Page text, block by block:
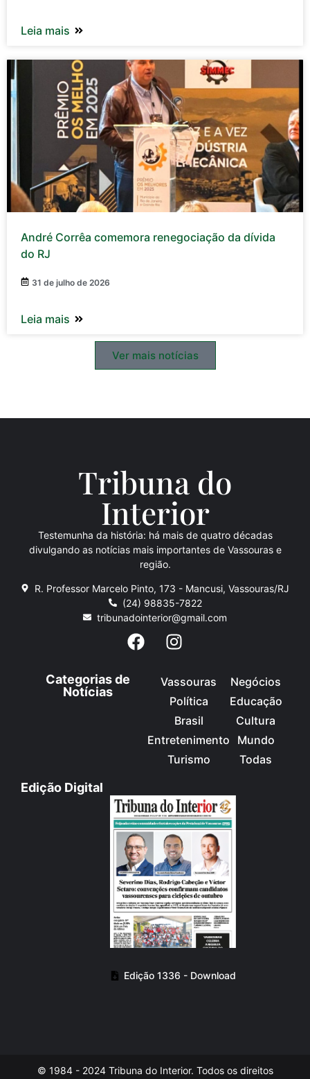
Leia mais
André Corrêa comemora renegociação da dívida
do RJ
31 de julho de 2026
Leia mais
Ver mais notícias
Tribuna do
Interior
Testemunha da história: há mais de quatro décadas
divulgando as notícias mais importantes de Vassouras e
região.
R. Professor Marcelo Pinto, 173 - Mancusi, Vassouras/RJ
(24) 98835-7822
tribunadointerior@gmail.com
Categorias de
Notícias
Vassouras
Política
Brasil
Entretenimento
Turismo
Negócios
Educação
Cultura
Mundo
Todas
Edição Digital
Edição 1336 - Download
© 1984 - 2024 Tribuna do Interior. Todos os direitos